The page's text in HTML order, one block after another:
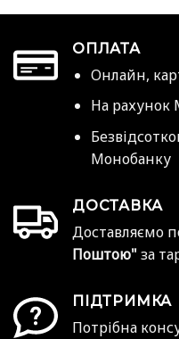
ОПЛАТА
Онлайн,
На рахунок
Монобанку
ДОСТАВКА
Доставляємо
Поштою" за
ПІДТРИМКА
Потрібна